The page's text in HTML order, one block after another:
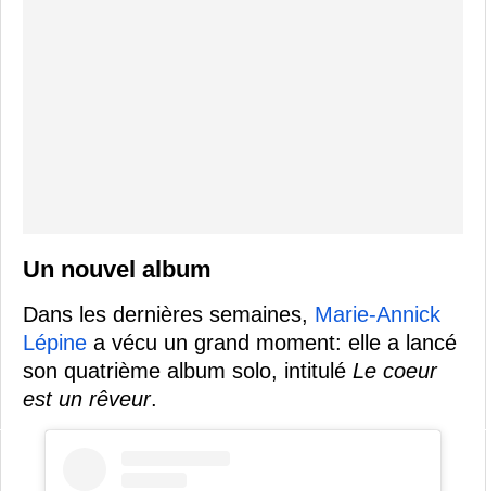
Un nouvel album
Dans les dernières semaines, Marie-Annick
Lépine a vécu un grand moment: elle a lancé
son quatrième album solo, intitulé Le coeur
est un rêveur.